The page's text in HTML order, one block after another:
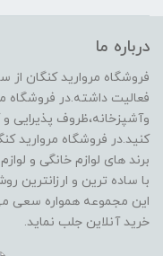
درباره ما
فعالیت داشته.در فروشگاه
وآشپزخانه،ظروف پذیرایی
کنید.در فروشگاه مروارید
برند های لوازم خانگی و
با ساده ترین و ارزانترین
این مجموعه همواره سعی
خرید آنلاین جلب نماید.